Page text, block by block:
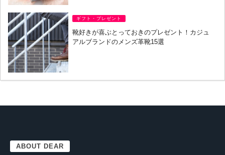
ギフト・プレゼント
靴好きが喜ぶとっておきのプレゼント！カジュ
アルブランドのメンズ革靴15選
ABOUT DEAR